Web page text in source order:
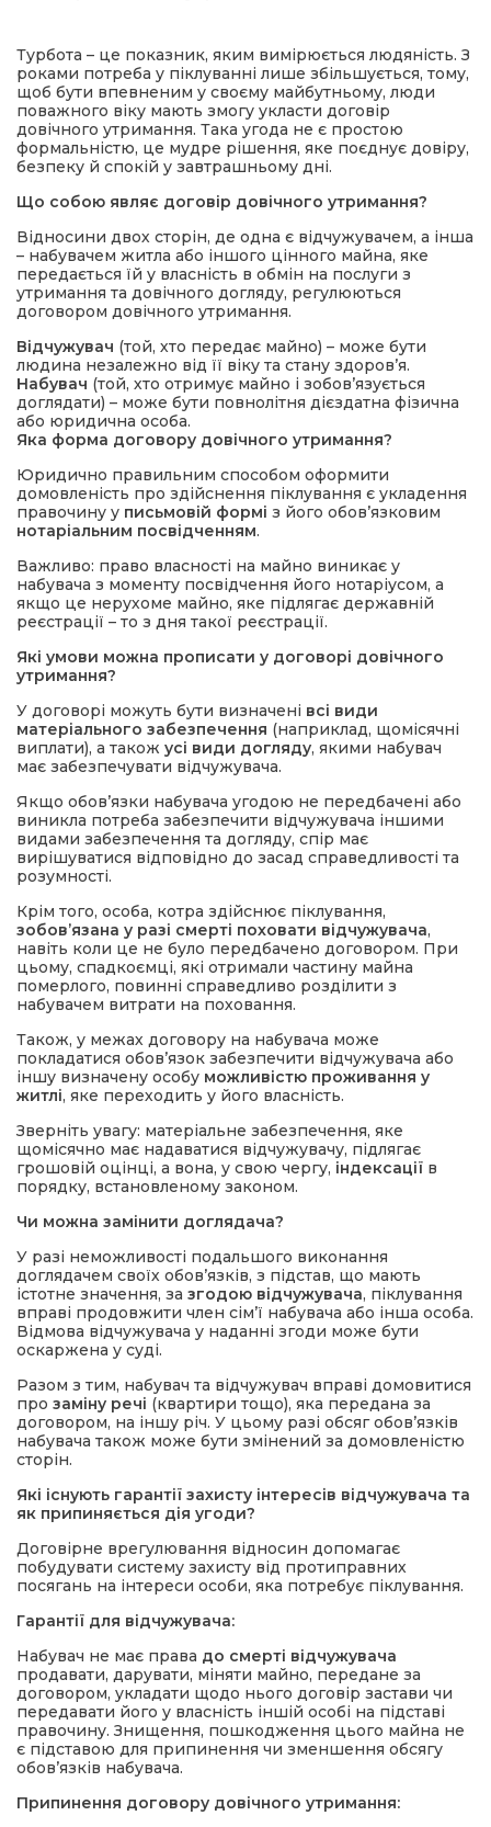
Турбота – це показник, яким вимірюється людяність. З
роками потреба у піклуванні лише збільшується, тому,
щоб бути впевненим у своєму майбутньому, люди
поважного віку мають змогу укласти договір
довічного утримання. Така угода не є простою
формальністю, це мудре рішення, яке поєднує довіру,
безпеку й спокій у завтрашньому дні.
Що собою являє договір довічного утримання?
Відносини двох сторін, де одна є відчужувачем, а інша
– набувачем житла або іншого цінного майна, яке
передається їй у власність в обмін на послуги з
утримання та довічного догляду, регулюються
договором довічного утримання.
Відчужувач (той, хто передає майно) – може бути
людина незалежно від її віку та стану здоров’я.
Набувач (той, хто отримує майно і зобов’язується
доглядати) – може бути повнолітня дієздатна фізична
або юридична особа.
Яка форма договору довічного утримання?
Юридично правильним способом оформити
домовленість про здійснення піклування є укладення
правочину у письмовій формі з його обов’язковим
нотаріальним посвідченням.
Важливо: право власності на майно виникає у
набувача з моменту посвідчення його нотаріусом, а
якщо це нерухоме майно, яке підлягає державній
реєстрації – то з дня такої реєстрації.
Які умови можна прописати у договорі довічного
утримання?
У договорі можуть бути визначені всі види
матеріального забезпечення (наприклад, щомісячні
виплати), а також усі види догляду, якими набувач
має забезпечувати відчужувача.
Якщо обов’язки набувача угодою не передбачені або
виникла потреба забезпечити відчужувача іншими
видами забезпечення та догляду, спір має
вирішуватися відповідно до засад справедливості та
розумності.
Крім того, особа, котра здійснює піклування,
зобов’язана у разі смерті поховати відчужувача,
навіть коли це не було передбачено договором. При
цьому, спадкоємці, які отримали частину майна
померлого, повинні справедливо розділити з
набувачем витрати на поховання.
Також, у межах договору на набувача може
покладатися обов’язок забезпечити відчужувача або
іншу визначену особу можливістю проживання у
житлі, яке переходить у його власність.
Зверніть увагу: матеріальне забезпечення, яке
щомісячно має надаватися відчужувачу, підлягає
грошовій оцінці, а вона, у свою чергу, індексації в
порядку, встановленому законом.
Чи можна замінити доглядача?
У разі неможливості подальшого виконання
доглядачем своїх обов’язків, з підстав, що мають
істотне значення, за згодою відчужувача, піклування
вправі продовжити член сім’ї набувача або інша особа.
Відмова відчужувача у наданні згоди може бути
оскаржена у суді.
Разом з тим, набувач та відчужувач вправі домовитися
про заміну речі (квартири тощо), яка передана за
договором, на іншу річ. У цьому разі обсяг обов’язків
набувача також може бути змінений за домовленістю
сторін.
Які існують гарантії захисту інтересів відчужувача та
як припиняється дія угоди?
Договірне врегулювання відносин допомагає
побудувати систему захисту від протиправних
посягань на інтереси особи, яка потребує піклування.
Гарантії для відчужувача:
Набувач не має права до смерті відчужувача
продавати, дарувати, міняти майно, передане за
договором, укладати щодо нього договір застави чи
передавати його у власність іншій особі на підставі
правочину. Знищення, пошкодження цього майна не
є підставою для припинення чи зменшення обсягу
обов’язків набувача.
Припинення договору довічного утримання: